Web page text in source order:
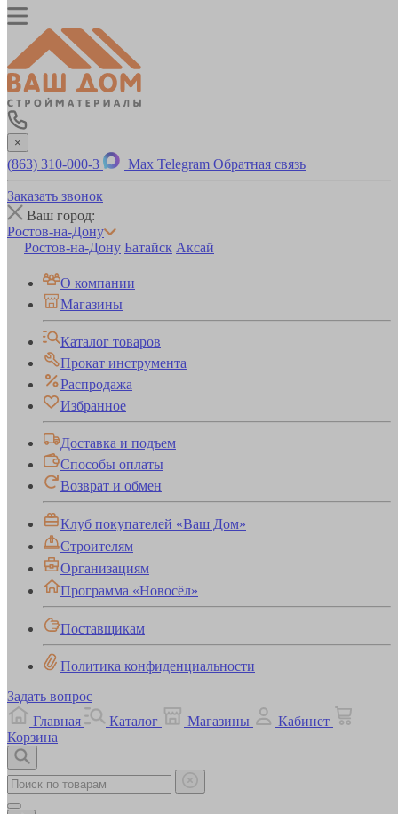
×
(863) 310-000-3 Max Telegram Обратная связь
Заказать звонок
Ваш город:
Ростов-на-Дону
Ростов-на-Дону Батайск Аксай
О компании
Магазины
Каталог товаров
Прокат инструмента
Распродажа
Избранное
Доставка и подъем
Способы оплаты
Возврат и обмен
Клуб покупателей «Ваш Дом»
Строителям
Организациям
Программа «Новосёл»
Поставщикам
Политика конфиденциальности
Задать вопрос
Главная
Каталог Магазины
Кабинет
Корзина